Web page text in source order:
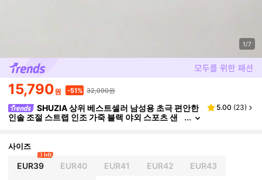
1/7
15,790원 -51% 32,090원
SHUZIA 상위 베스트셀러 남성용 초극 편안한
인솔 조절 스트랩 인조 가죽 블랙 야외 스포츠 샌
5.00 (23)
사이즈
EUR39
3 left
EUR40 EUR41 EUR42 EUR43